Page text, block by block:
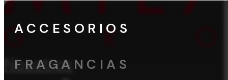
Nosotros
ACCESORIOS
FRAGANCIAS